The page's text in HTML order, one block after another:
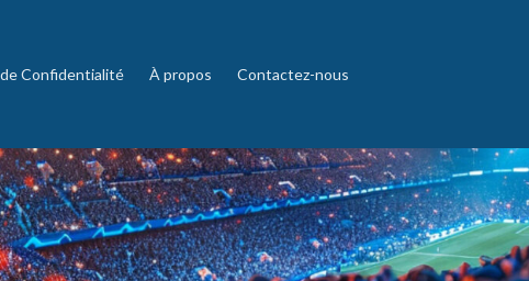
Confidentialité À propos Contactez-nous